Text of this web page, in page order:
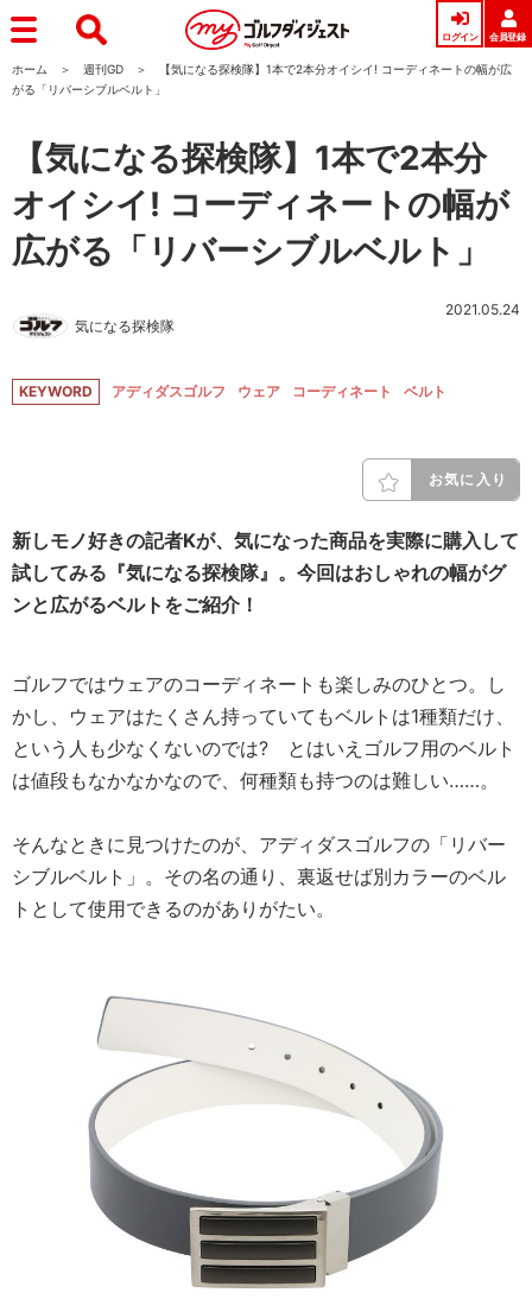
ログイン 会員登録
ホーム 週刊GD
【気になる探検隊】1本で2本分オイシイ! コーディネートの幅が広
がる「リバーシブルベルト」
【気になる探検隊】1本で2本分
オイシイ! コーディネートの幅が
広がる「リバーシブルベルト」
気になる探検隊
2021.05.24
KEYWORD アディダスゴルフ ウェア コーディネート ベルト
お気に入り
新しモノ好きの記者Kが、気になった商品を実際に購入して
試してみる『気になる探検隊』。今回はおしゃれの幅がグ
ンと広がるベルトをご紹介！
ゴルフではウェアのコーディネートも楽しみのひとつ。し
かし、ウェアはたくさん持っていてもベルトは1種類だけ、
という人も少なくないのでは? とはいえゴルフ用のベルト
は値段もなかなかなので、何種類も持つのは難しい……。
そんなときに見つけたのが、アディダスゴルフの「リバー
シブルベルト」。その名の通り、裏返せば別カラーのベル
トとして使用できるのがありがたい。